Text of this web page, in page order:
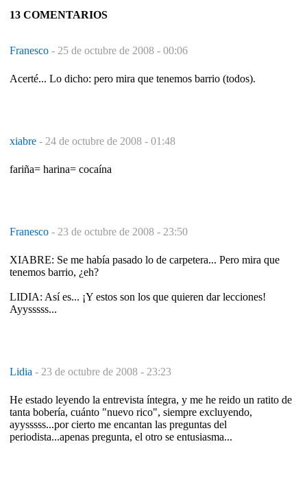
13 COMENTARIOS
Franesco - 25 de octubre de 2008 - 00:06
Acerté... Lo dicho: pero mira que tenemos barrio (todos).
xiabre - 24 de octubre de 2008 - 01:48
fariña= harina= cocaína
Franesco - 23 de octubre de 2008 - 23:50
XIABRE: Se me había pasado lo de carpetera... Pero mira que
tenemos barrio, ¿eh?
LIDIA: Así es... ¡Y estos son los que quieren dar lecciones!
Ayysssss...
Lidia - 23 de octubre de 2008 - 23:23
He estado leyendo la entrevista íntegra, y me he reido un ratito de
tanta bobería, cuánto "nuevo rico", siempre excluyendo,
ayysssss...por cierto me encantan las preguntas del
periodista...apenas pregunta, el otro se entusiasma...